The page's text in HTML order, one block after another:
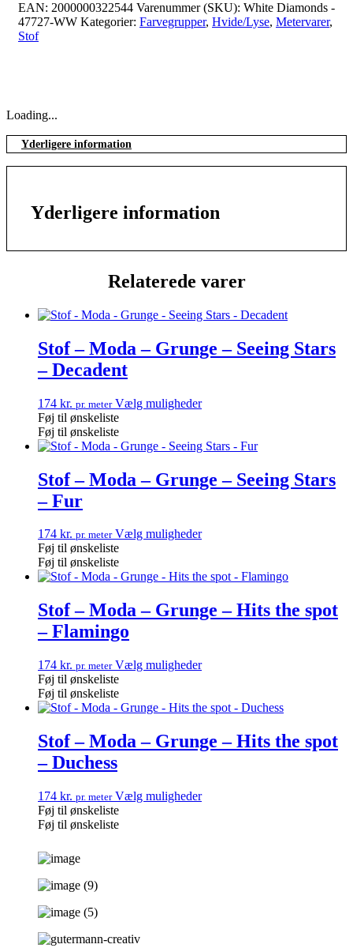
EAN: 2000000322544 Varenummer (SKU): White Diamonds -
47727-WW Kategorier: Farvegrupper, Hvide/Lyse, Metervarer,
Stof
Loading...
Yderligere information
Yderligere information
Relaterede varer
Stof – Moda – Grunge – Seeing Stars
– Decadent
174 kr. pr. meter Vælg muligheder
Føj til ønskeliste
Føj til ønskeliste
Stof – Moda – Grunge – Seeing Stars
– Fur
174 kr. pr. meter Vælg muligheder
Føj til ønskeliste
Føj til ønskeliste
Stof – Moda – Grunge – Hits the spot
– Flamingo
174 kr. pr. meter Vælg muligheder
Føj til ønskeliste
Føj til ønskeliste
Stof – Moda – Grunge – Hits the spot
– Duchess
174 kr. pr. meter Vælg muligheder
Føj til ønskeliste
Føj til ønskeliste